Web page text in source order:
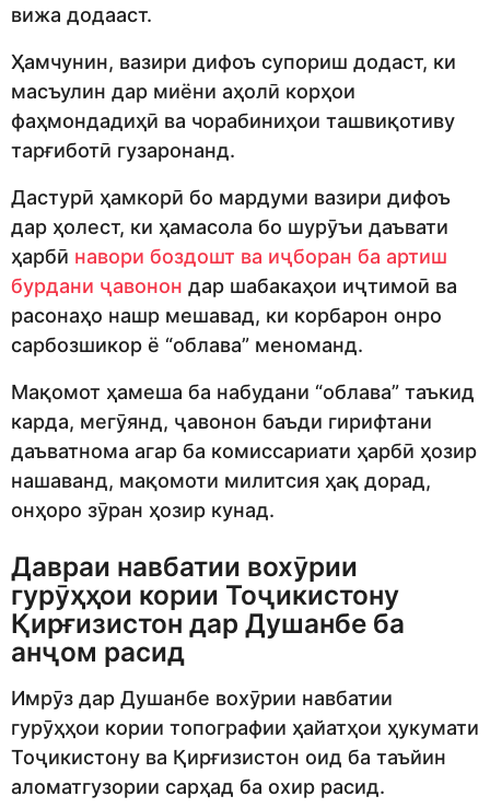
вижа додааст.
Ҳамчунин, вазири дифоъ супориш додаст, ки
масъулин дар миёни аҳолӣ корҳои
фаҳмондадиҳӣ ва чорабиниҳои ташвиқотиву
тарғиботӣ гузаронанд.
Дастурӣ ҳамкорӣ бо мардуми вазири дифоъ
дар ҳолест, ки ҳамасола бо шурӯъи даъвати
ҳарбӣ навори боздошт ва иҷборан ба артиш
бурдани ҷавонон дар шабакаҳои иҷтимоӣ ва
расонаҳо нашр мешавад, ки корбарон онро
сарбозшикор ё “облава” меноманд.
Мақомот ҳамеша ба набудани “облава” таъкид
карда, мегӯянд, ҷавонон баъди гирифтани
даъватнома агар ба комиссариати ҳарбӣ ҳозир
нашаванд, мақомоти милитсия ҳақ дорад,
онҳоро зӯран ҳозир кунад.
Давраи навбатии вохӯрии
гурӯҳҳои кории Тоҷикистону
Қирғизистон дар Душанбе ба
анҷом расид
Имрӯз дар Душанбе вохӯрии навбатии
гурӯҳҳои кории топографии ҳайатҳои ҳукумати
Тоҷикистону ва Қирғизистон оид ба таъйин
аломатгузории сарҳад ба охир расид.